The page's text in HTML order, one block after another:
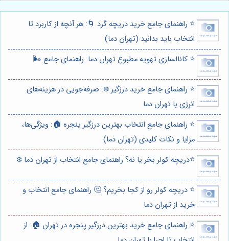
⭐️ راهنمای جامع خرید دریچه گرد 🌀: هر آنچه از کاربرد تا
انتخاب باید بدانید (تهران دما)
⭐️ کانالسازی تهویه مطبوع تهران دما: راهنمای جامع 🌬️
⭐️ راهنمای جامع خرید درزگیر ❄️: صرفه‌جویی در هزینه‌های
انرژی با تهران دما
⭐️ راهنمای جامع انتخاب بهترین درزگیر پنجره 🏠: ویژگی‌ها،
مزایا و نکات کلیدی (تهران دما)
⭐️دریچه کولر بخر یا نه؟ راهنمای جامع انتخاب از تهران دما ❄️
⭐️ دریچه کولر رو از کجا بخریم؟ 🤔 راهنمای جامع انتخاب و
خرید از تهران دما
⭐️ راهنمای جامع خرید بهترین درزگیر پنجره در تهران 🏠: از